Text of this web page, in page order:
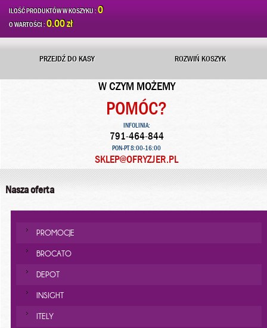
ILOŚĆ PRODUKTÓW W KOSZYKU :0
O WARTOŚCI :0.00 zł
PRZEJDŹ DO KASY ROZWIŃ KOSZYK
W CZYM MOŻEMY
POMÓC?
INFOLINIA:
791-464-844
PON-PT 8:00-16:00
SKLEP@OFRYZJER.PL
Nasza oferta
PROMOCJE
BROCATO
DEPOT
INSIGHT
ITELY